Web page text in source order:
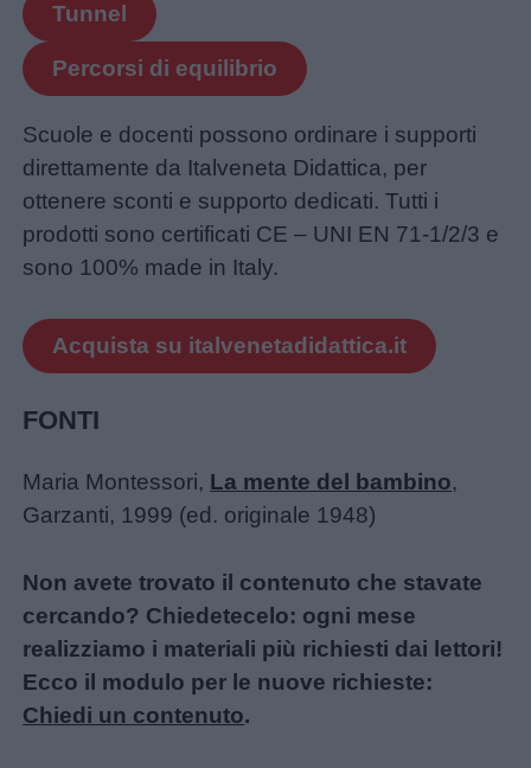
Tunnel
Percorsi di equilibrio
Scuole e docenti possono ordinare i supporti
direttamente da Italveneta Didattica, per
ottenere sconti e supporto dedicati. Tutti i
prodotti sono certificati CE – UNI EN 71-1/2/3 e
sono 100% made in Italy.
Acquista su italvenetadidattica.it
FONTI
Maria Montessori, La mente del bambino,
Garzanti, 1999 (ed. originale 1948)
Non avete trovato il contenuto che stavate
cercando? Chiedetecelo: ogni mese
realizziamo i materiali più richiesti dai lettori!
Ecco il modulo per le nuove richieste:
Chiedi un contenuto.